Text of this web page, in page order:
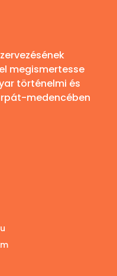
megismertesse
történelmi és
medencében